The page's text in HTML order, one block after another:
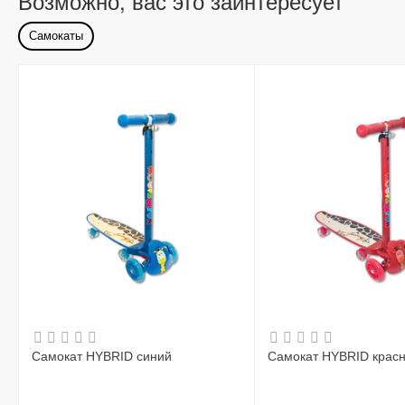
Самокаты
Самокат HYBRID синий Самокат HYBRID